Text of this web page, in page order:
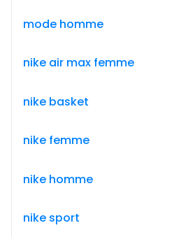
mode homme
nike air max femme
nike basket
nike femme
nike homme
nike sport